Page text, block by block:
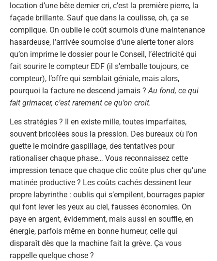
location d’une bête dernier cri, c’est la première pierre, la
façade brillante. Sauf que dans la coulisse, oh, ça se
complique. On oublie le coût sournois d’une maintenance
hasardeuse, l’arrivée sournoise d’une alerte toner alors
qu’on imprime le dossier pour le Conseil, l’électricité qui
fait sourire le compteur EDF (il s’emballe toujours, ce
compteur), l’offre qui semblait géniale, mais alors,
pourquoi la facture ne descend jamais ? Au fond, ce qui
fait grimacer, c’est rarement ce qu’on croit.
Les stratégies ? Il en existe mille, toutes imparfaites,
souvent bricolées sous la pression. Des bureaux où l’on
guette le moindre gaspillage, des tentatives pour
rationaliser chaque phase… Vous reconnaissez cette
impression tenace que chaque clic coûte plus cher qu’une
matinée productive ? Les coûts cachés dessinent leur
propre labyrinthe : oublis qui s’empilent, bourrages papier
qui font lever les yeux au ciel, fausses économies. On
paye en argent, évidemment, mais aussi en souffle, en
énergie, parfois même en bonne humeur, celle qui
disparaît dès que la machine fait la grève. Ça vous
rappelle quelque chose ?